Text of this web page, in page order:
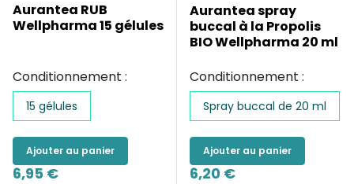
Aurantea RUB
Wellpharma 15 gélules
Conditionnement :
15 gélules
Ajouter au panier
6,95 €
Aurantea spray
buccal à la Propolis
BIO Wellpharma 20 ml
Conditionnement :
Spray buccal de 20 ml
Ajouter au panier
6,20 €